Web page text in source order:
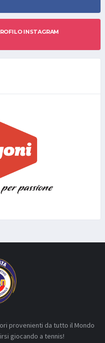
INSTAGRAM
provenienti da tutto il Mondo
giocando a tennis!